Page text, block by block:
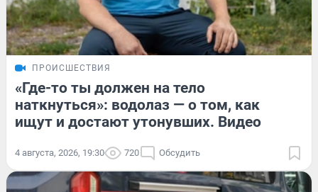
ПРОИСШЕСТВИЯ
«Где-то ты должен на тело
наткнуться»: водолаз — о том, как
ищут и достают утонувших. Видео
4 августа, 2026, 19:30 720 Обсудить